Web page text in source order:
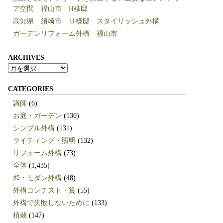
ア空間 福山市 H様邸
高知県 須崎市 Ｕ様邸 スタイリッシュ外構
ガーデンリフォーム外構 福山市
ARCHIVES
ARCHIVES
CATEGORIES
講師 (6)
お庭・ガーデン (130)
シンプル外構 (131)
ライティング・照明 (132)
リフォーム外構 (73)
全体 (1,435)
和・モダン外構 (48)
外構コンテスト・賞 (55)
外構で失敗しないために (133)
植栽 (147)